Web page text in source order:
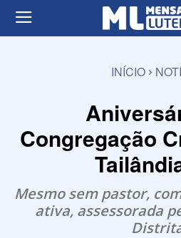
INÍCIO
Congregação
Mesmo sem pastor,
ativa, assessorada